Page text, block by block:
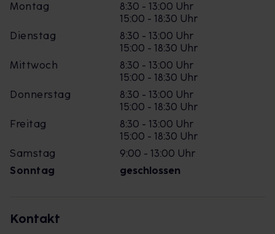
Montag
8:30 - 13:00 Uhr
15:00 - 18:30 Uhr
Dienstag
8:30 - 13:00 Uhr
15:00 - 18:30 Uhr
Mittwoch
8:30 - 13:00 Uhr
15:00 - 18:30 Uhr
Donnerstag
8:30 - 13:00 Uhr
15:00 - 18:30 Uhr
Freitag
8:30 - 13:00 Uhr
15:00 - 18:30 Uhr
Samstag
9:00 - 13:00 Uhr
Sonntag
geschlossen
Kontakt